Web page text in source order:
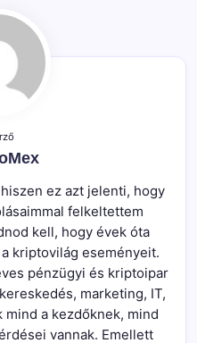
ez azt jelenti, hogy
felkeltettem
kell, hogy évek óta
kriptovilág eseményeit.
pénzügyi és kriptoipar
marketing, IT,
a kezdőknek, mind
vannak. Emellett